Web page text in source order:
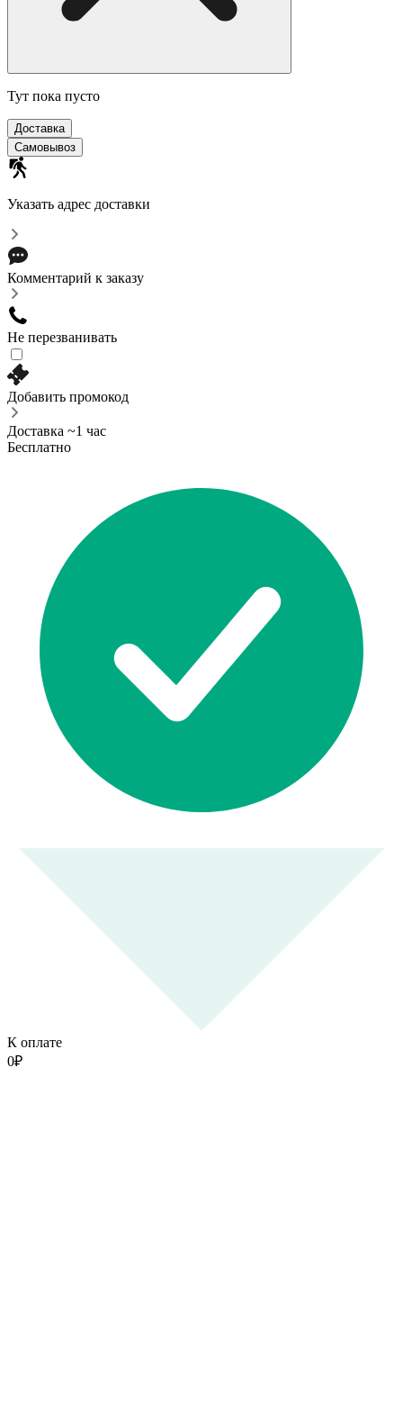
Тут пока пусто
Доставка
Самовывоз
Указать адрес доставки
Комментарий к заказу
Не перезванивать
Добавить промокод
Доставка ~1 час
Бесплатно
К оплате
0₽